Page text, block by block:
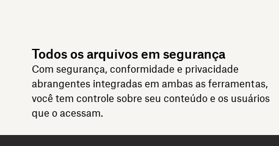
Todos os arquivos em segurança
Com segurança, conformidade e privacidade
abrangentes integradas em ambas as ferramentas,
você tem controle sobre seu conteúdo e os usuários
que o acessam.